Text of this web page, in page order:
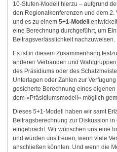
10-Stufen-Modell hierzu – aufgrund
den Regionalkonferenzen und dem
und es zu einem 5+1-Modell
eine Berechnung durchgeführt, um
Beitragsverlässlichkeit nachzuweisen.
Es ist in diesem Zusammenhang
anderen Verbänden und
des Präsidiums oder des
Unterlagen oder Zahlen zur
gesicherte Berechnung eines
dem »Präsidiumsmodell« möglich
Dieses 5+1-Modell haben wir samt
Beitragsberechnung zur Diskussion in
eingebracht. Wir wünschen uns eine
und würden uns freuen, wenn viele
anschließen könnten. Und wenn die